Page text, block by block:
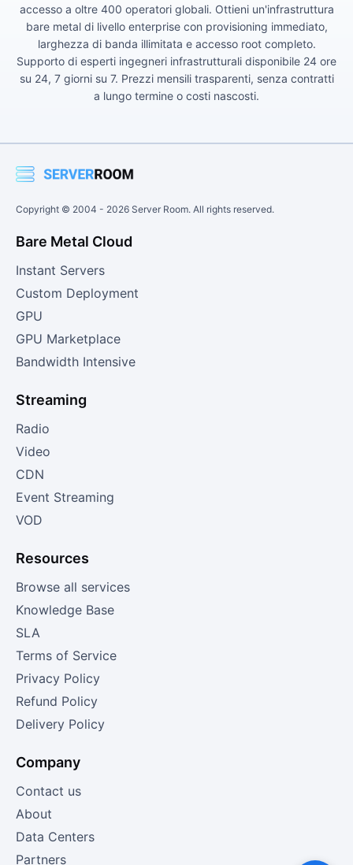
accesso a oltre 400 operatori globali. Ottieni un'infrastruttura
bare metal di livello enterprise con provisioning immediato,
larghezza di banda illimitata e accesso root completo.
Supporto di esperti ingegneri infrastrutturali disponibile 24 ore
su 24, 7 giorni su 7. Prezzi mensili trasparenti, senza contratti
a lungo termine o costi nascosti.
Copyright © 2004 - 2026 Server Room. All rights reserved.
Bare Metal Cloud
Instant Servers
Custom Deployment
GPU
GPU Marketplace
Bandwidth Intensive
Streaming
Radio
Video
CDN
Event Streaming
VOD
Resources
Browse all services
Knowledge Base
SLA
Terms of Service
Privacy Policy
Refund Policy
Delivery Policy
Company
Contact us
About
Data Centers
Partners